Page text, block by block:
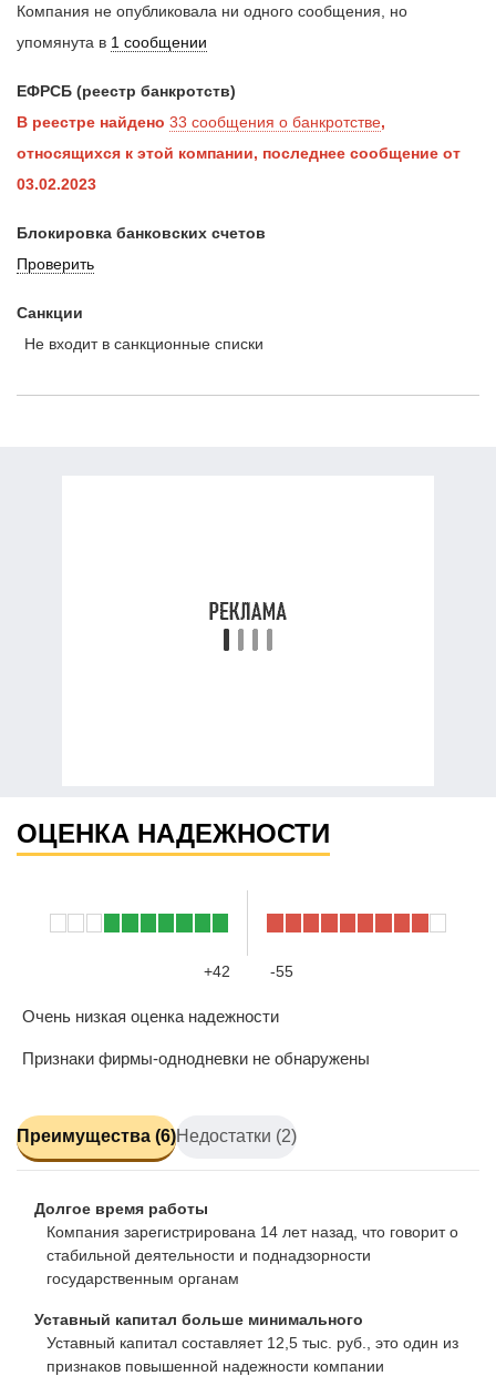
Компания не опубликовала ни одного сообщения, но
упомянута в 1 сообщении
ЕФРСБ (реестр банкротств)
В реестре найдено 33 сообщения о банкротстве,
относящихся к этой компании, последнее сообщение от
03.02.2023
Блокировка банковских счетов
Проверить
Санкции
Не входит в санкционные списки
ОЦЕНКА НАДЕЖНОСТИ
+42 -55
Очень низкая оценка надежности
Признаки фирмы-однодневки не обнаружены
Преимущества (6)Недостатки (2)
Долгое время работы
Компания зарегистрирована 14 лет назад, что говорит о
стабильной деятельности и поднадзорности
государственным органам
Уставный капитал больше минимального
Уставный капитал составляет 12,5 тыс. руб., это один из
признаков повышенной надежности компании